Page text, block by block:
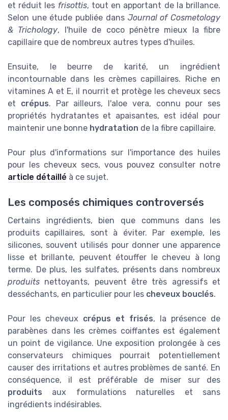
et réduit les frisottis, tout en apportant de la brillance.
Selon une étude publiée dans Journal of Cosmetology
& Trichology, l'huile de coco pénètre mieux la fibre
capillaire que de nombreux autres types d'huiles.
Ensuite, le beurre de karité, un ingrédient
incontournable dans les crèmes capillaires. Riche en
vitamines A et E, il nourrit et protège les cheveux secs
et crépus. Par ailleurs, l'aloe vera, connu pour ses
propriétés hydratantes et apaisantes, est idéal pour
maintenir une bonne hydratation de la fibre capillaire.
Pour plus d'informations sur l'importance des huiles
pour les cheveux secs, vous pouvez consulter notre
article détaillé à ce sujet.
Les composés chimiques controversés
Certains ingrédients, bien que communs dans les
produits capillaires, sont à éviter. Par exemple, les
silicones, souvent utilisés pour donner une apparence
lisse et brillante, peuvent étouffer le cheveu à long
terme. De plus, les sulfates, présents dans nombreux
produits nettoyants, peuvent être très agressifs et
desséchants, en particulier pour les cheveux bouclés.
Pour les cheveux crépus et frisés, la présence de
parabènes dans les crèmes coiffantes est également
un point de vigilance. Une exposition prolongée à ces
conservateurs chimiques pourrait potentiellement
causer des irritations et autres problèmes de santé. En
conséquence, il est préférable de miser sur des
produits aux formulations naturelles et sans
ingrédients indésirables.